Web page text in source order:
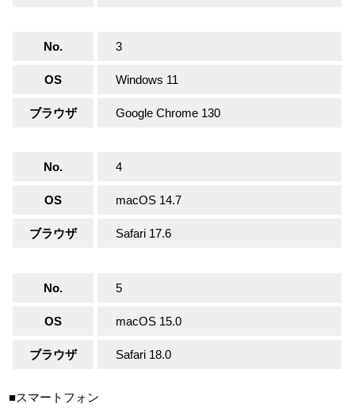
No. 3
OS Windows 11
ブラウザ Google Chrome 130
No. 4
OS macOS 14.7
ブラウザ Safari 17.6
No. 5
OS macOS 15.0
ブラウザ Safari 18.0
■スマートフォン